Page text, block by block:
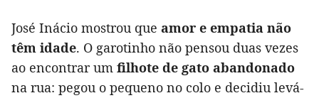
José Inácio mostrou que amor e empatia não
têm idade. O garotinho não pensou duas vezes
ao encontrar um filhote de gato abandonado
na rua: pegou o pequeno no colo e decidiu levá-